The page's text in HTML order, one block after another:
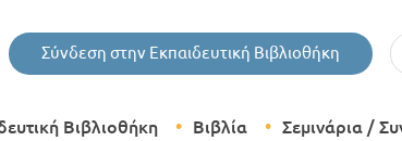
Σύνδεση στην Εκπαιδευτική Βιβλιοθήκη
Βιβλιοθήκη Βιβλία Σεμινάρια /